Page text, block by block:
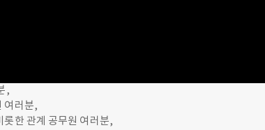
,
여러분,
롯한 관계 공무원 여러분,